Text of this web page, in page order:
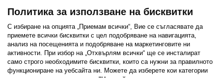
Последвайте ни:
FacebookTwitterYoutubePinterestInstagram
Политика за използване на бисквитки
С избиране на опцията „Приемам всички“, Вие се съгласявате да
приемете всички бисквитки с цел подобряване на навигацията,
анализ на посещенията и подобряване на маркетинговите ни
активности. При избор на „Отхвърлям всички“ ще се инсталират
само строго необходимитe бисквитки, които са нужни за правилното
функциониране на уебсайта ни. Можете да изберете кои категории